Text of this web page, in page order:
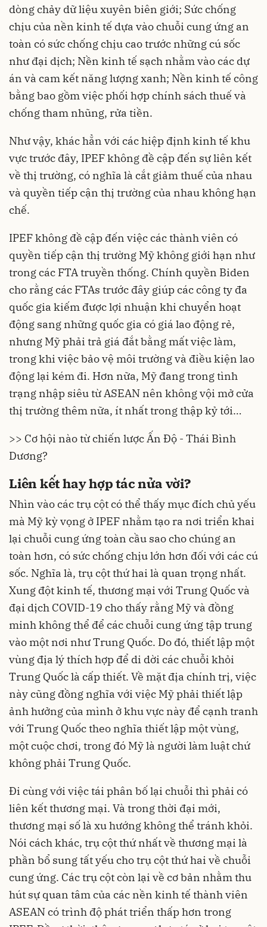
dòng chảy dữ liệu xuyên biên giới; Sức chống
chịu của nền kinh tế dựa vào chuỗi cung ứng an
toàn có sức chống chịu cao trước những cú sốc
như đại dịch; Nền kinh tế sạch nhằm vào các dự
án và cam kết năng lượng xanh; Nền kinh tế công
bằng bao gồm việc phối hợp chính sách thuế và
chống tham nhũng, rửa tiền.
Như vậy, khác hẳn với các hiệp định kinh tế khu
vực trước đây, IPEF không đề cập đến sự liên kết
về thị trường, có nghĩa là cắt giảm thuế của nhau
và quyền tiếp cận thị trường của nhau không hạn
chế.
IPEF không đề cập đến việc các thành viên có
quyền tiếp cận thị trường Mỹ không giới hạn như
trong các FTA truyền thống. Chính quyền Biden
cho rằng các FTAs trước đây giúp các công ty đa
quốc gia kiếm được lợi nhuận khi chuyển hoạt
động sang những quốc gia có giá lao động rẻ,
nhưng Mỹ phải trả giá đắt bằng mất việc làm,
trong khi việc bảo vệ môi trường và điều kiện lao
động lại kém đi. Hơn nữa, Mỹ đang trong tình
trạng nhập siêu từ ASEAN nên không vội mở cửa
thị trường thêm nữa, ít nhất trong thập kỷ tới…
>> Cơ hội nào từ chiến lược Ấn Độ - Thái Bình
Dương?
Liên kết hay hợp tác nửa vời?
Nhìn vào các trụ cột có thể thấy mục đích chủ yếu
mà Mỹ kỳ vọng ở IPEF nhằm tạo ra nơi triển khai
lại chuỗi cung ứng toàn cầu sao cho chúng an
toàn hơn, có sức chống chịu lớn hơn đối với các cú
sốc. Nghĩa là, trụ cột thứ hai là quan trọng nhất.
Xung đột kinh tế, thương mại với Trung Quốc và
đại dịch COVID-19 cho thấy rằng Mỹ và đồng
minh không thể để các chuỗi cung ứng tập trung
vào một nơi như Trung Quốc. Do đó, thiết lập một
vùng địa lý thích hợp để di dời các chuỗi khỏi
Trung Quốc là cấp thiết. Về mặt địa chính trị, việc
này cũng đồng nghĩa với việc Mỹ phải thiết lập
ảnh hưởng của mình ở khu vực này để cạnh tranh
với Trung Quốc theo nghĩa thiết lập một vùng,
một cuộc chơi, trong đó Mỹ là người làm luật chứ
không phải Trung Quốc.
Đi cùng với việc tái phân bố lại chuỗi thì phải có
liên kết thương mại. Và trong thời đại mới,
thương mại số là xu hướng không thể tránh khỏi.
Nói cách khác, trụ cột thứ nhất về thương mại là
phần bổ sung tất yếu cho trụ cột thứ hai về chuỗi
cung ứng. Các trụ cột còn lại về cơ bản nhằm thu
hút sự quan tâm của các nền kinh tế thành viên
ASEAN có trình độ phát triển thấp hơn trong